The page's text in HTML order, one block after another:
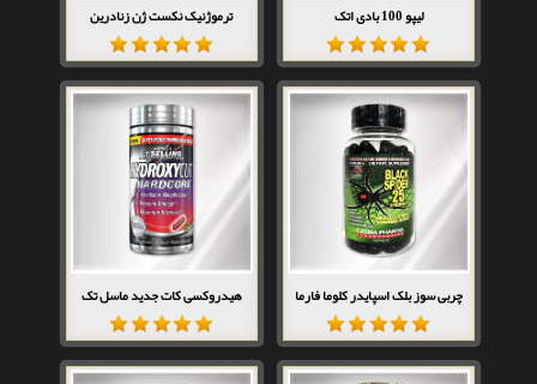
لیپو 100 بادی اتک ترموژنیک نکست ژن زنادرین
چربی سوز بلک اسپایدر کلوما فارما هیدروکسی کات جدید ماسل تک